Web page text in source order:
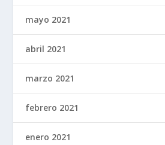
mayo 2021
abril 2021
marzo 2021
febrero 2021
enero 2021